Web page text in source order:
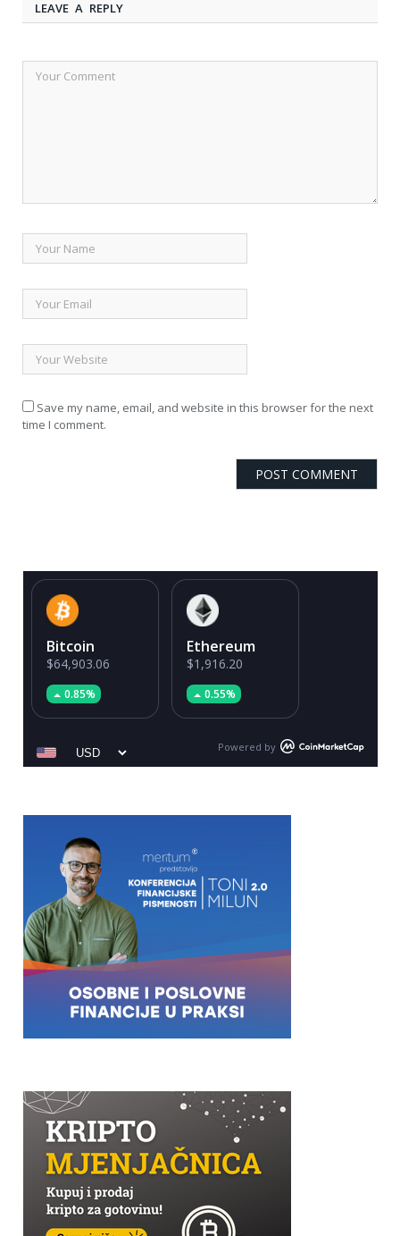
LEAVE A REPLY
Save my name, email, and website in this browser for the next
time I comment.
Bitcoin
$64,903.06
0.85%
Ethereum
$1,916.20
0.55%
Powered by